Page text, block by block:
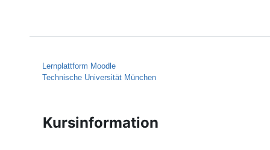
Lernplattform Moodle
Technische Universität München
Kursinformation